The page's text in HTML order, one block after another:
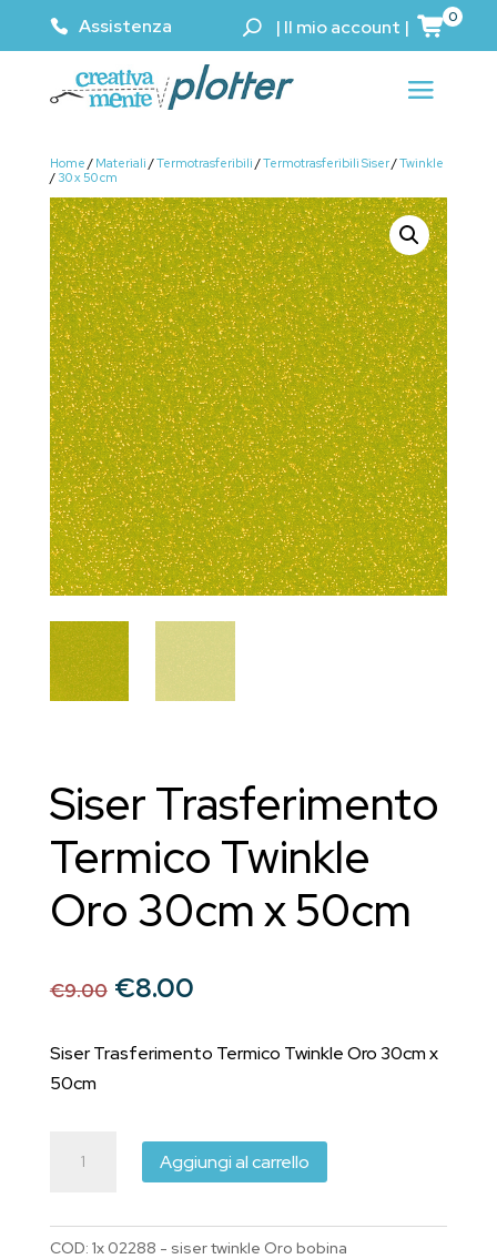
Assistenza | Il mio account | 0
Home / Materiali /Termotrasferibili /Termotrasferibili Siser/Twinkle
/ 30 x 50 cm
Siser Trasferimento
Termico Twinkle
Oro 30cm x 50cm
€9.00 Il
originale
€8.00Il
attuale
Siser Trasferimento Termico Twinkle Oro 30cm x
50cm
Trasferimento
Aggiungi al carrello
COD: 1x 02288 - siser twinkle Oro bobina